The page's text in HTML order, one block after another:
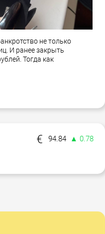
не только
И ранее закрыть
Тогда как
94.84
▲ 0.78